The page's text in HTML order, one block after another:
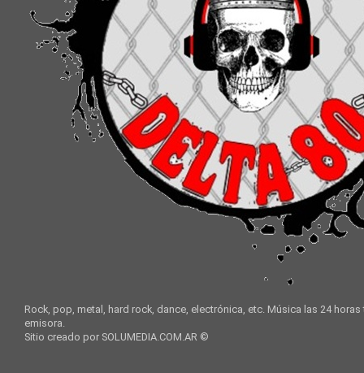
Rock, pop, metal, hard rock, dance, electrónica, etc. Música las 24
emisora.
Sitio creado por SOLUMEDIA.COM.AR ©